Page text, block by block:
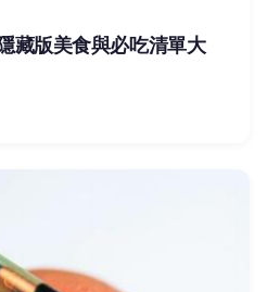
藏版美食與必吃清單大